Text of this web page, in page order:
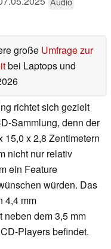
große Umfrage zur
bei Laptops und
richtet sich gezielt
Sammlung, denn der
15,0 x 2,8 Zentimetern
nicht nur relativ
ein Feature
würden. Das
4,4 mm
neben dem 3,5 mm
Players befindet.